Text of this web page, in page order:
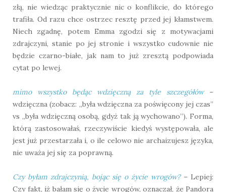
złą, nie wiedząc praktycznie nic o konflikcie, do którego
trafiła. Od razu chce ostrzec resztę przed jej kłamstwem.
Niech zgadnę, potem Emma zgodzi się z motywacjami
zdrajczyni, stanie po jej stronie i wszystko cudownie nie
będzie czarno-białe, jak nam to już zresztą podpowiada
cytat po lewej.
mimo wszystko będąc wdzięczną za tyle szczegółów –
wdzięczna (zobacz: „była wdzięczna za poświęcony jej czas”
vs „była wdzięczną osobą, gdyż tak ją wychowano”). Forma,
którą zastosowałaś, rzeczywiście kiedyś występowała, ale
jest już przestarzała i, o ile celowo nie archaizujesz języka,
nie uważa jej się za poprawną.
Czy byłam zdrajczynią, bojąc się o życie wrogów?– Lepiej:
Czy fakt, iż bałam się o życie wrogów, oznaczał, że Pandora